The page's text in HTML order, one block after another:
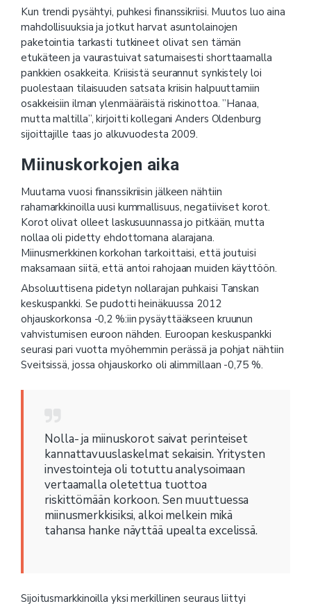
Kun trendi pysähtyi, puhkesi finanssikriisi. Muutos luo aina
mahdollisuuksia ja jotkut harvat asuntolainojen
paketointia tarkasti tutkineet olivat sen tämän
etukäteen ja vaurastuivat satumaisesti shorttaamalla
pankkien osakkeita. Kriisistä seurannut synkistely loi
puolestaan tilaisuuden satsata kriisin halpuuttamiin
osakkeisiin ilman ylenmääräistä riskinottoa. ”Hanaa,
mutta maltilla”, kirjoitti kollegani Anders Oldenburg
sijoittajille taas jo alkuvuodesta 2009.
Miinuskorkojen aika
Muutama vuosi finanssikriisin jälkeen nähtiin
rahamarkkinoilla uusi kummallisuus, negatiiviset korot.
Korot olivat olleet laskusuunnassa jo pitkään, mutta
nollaa oli pidetty ehdottomana alarajana.
Miinusmerkkinen korkohan tarkoittaisi, että joutuisi
maksamaan siitä, että antoi rahojaan muiden käyttöön.
Absoluuttisena pidetyn nollarajan puhkaisi Tanskan
keskuspankki. Se pudotti heinäkuussa 2012
ohjauskorkonsa -0,2 %:iin pysäyttääkseen kruunun
vahvistumisen euroon nähden. Euroopan keskuspankki
seurasi pari vuotta myöhemmin perässä ja pohjat nähtiin
Sveitsissä, jossa ohjauskorko oli alimmillaan -0,75 %.
Nolla- ja miinuskorot saivat perinteiset
kannattavuuslaskelmat sekaisin. Yritysten
investointeja oli totuttu analysoimaan
vertaamalla oletettua tuottoa
riskittömään korkoon. Sen muuttuessa
miinusmerkkisiksi, alkoi melkein mikä
tahansa hanke näyttää upealta excelissä.
Sijoitusmarkkinoilla yksi merkillinen seuraus liittyi